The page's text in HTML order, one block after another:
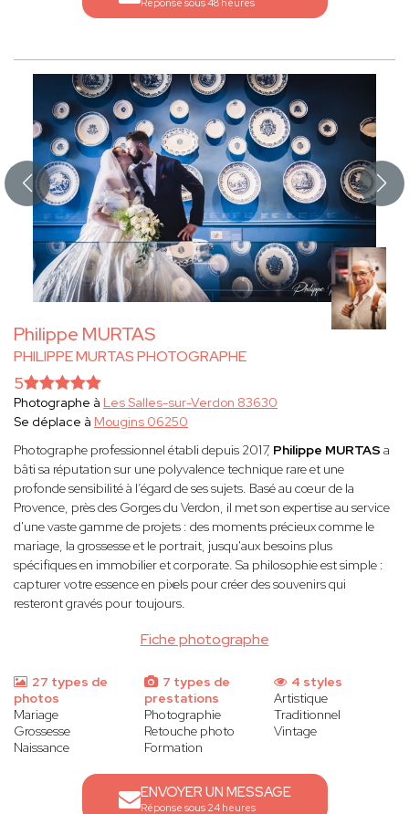
Réponse sous 48 heures
Philippe MURTAS
PHILIPPE MURTAS PHOTOGRAPHE
Fiche photographe
5
Photographe à Les Salles-sur-Verdon 83630
Se déplace à Mougins 06250
Photographe professionnel établi depuis 2017, Philippe MURTAS a
bâti sa réputation sur une polyvalence technique rare et une
profonde sensibilité à l’égard de ses sujets. Basé au cœur de la
Provence, près des Gorges du Verdon, il met son expertise au service
d'une vaste gamme de projets : des moments précieux comme le
mariage, la grossesse et le portrait, jusqu'aux besoins plus
spécifiques en immobilier et corporate. Sa philosophie est simple :
capturer votre essence en pixels pour créer des souvenirs qui
resteront gravés pour toujours.
27 types de
photos
Mariage
Grossesse
Naissance
7 types de
prestations
Photographie
Retouche photo
Formation
4 styles
Artistique
Traditionnel
Vintage
ENVOYER UN MESSAGE
Réponse sous 24 heures